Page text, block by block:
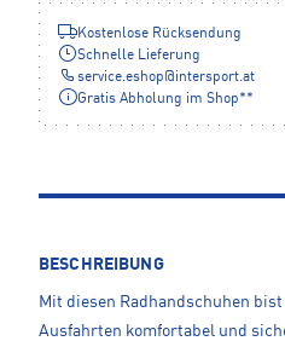
Kostenlose Rücksendung
Schnelle Lieferung
service.eshop@intersport.at
Gratis Abholung im Shop**
BESCHREIBUNG
Mit diesen Radhandschuhen
Ausfahrten komfortabel und